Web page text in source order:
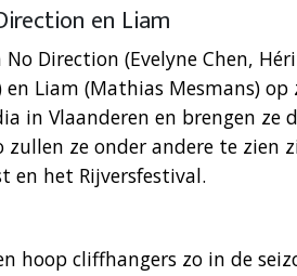
en Liam
No Direction (Evelyne Chen,
en Liam (Mathias Mesmans)
in Vlaanderen en brengen ze
zullen ze onder andere te zien
en het Rijversfestival.
hoop cliffhangers zo in de